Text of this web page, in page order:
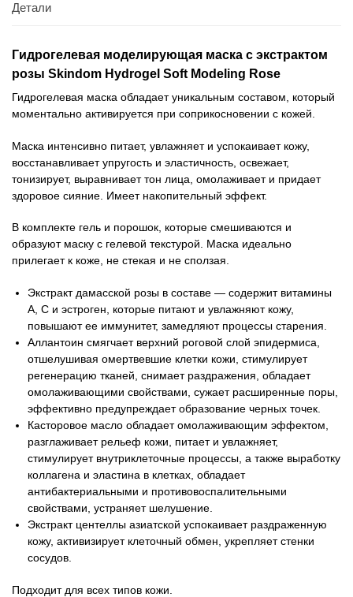
Детали
Гидрогелевая моделирующая маска с экстрактом
розы Skindom Hydrogel Soft Modeling Rose
Гидрогелевая маска обладает уникальным составом, который
моментально активируется при соприкосновении с кожей.
Маска интенсивно питает, увлажняет и успокаивает кожу,
восстанавливает упругость и эластичность, освежает,
тонизирует, выравнивает тон лица, омолаживает и придает
здоровое сияние. Имеет накопительный эффект.
В комплекте гель и порошок, которые смешиваются и
образуют маску с гелевой текстурой. Маска идеально
прилегает к коже, не стекая и не сползая.
Экстракт дамасской розы в составе — содержит витамины
А, С и эстроген, которые питают и увлажняют кожу,
повышают ее иммунитет, замедляют процессы старения.
Аллантоин смягчает верхний роговой слой эпидермиса,
отшелушивая омертвевшие клетки кожи, стимулирует
регенерацию тканей, снимает раздражения, обладает
омолаживающими свойствами, сужает расширенные поры,
эффективно предупреждает образование черных точек.
Касторовое масло обладает омолаживающим эффектом,
разглаживает рельеф кожи, питает и увлажняет,
стимулирует внутриклеточные процессы, а также выработку
коллагена и эластина в клетках, обладает
антибактериальными и противовоспалительными
свойствами, устраняет шелушение.
Экстракт центеллы азиатской успокаивает раздраженную
кожу, активизирует клеточный обмен, укрепляет стенки
сосудов.
Подходит для всех типов кожи.